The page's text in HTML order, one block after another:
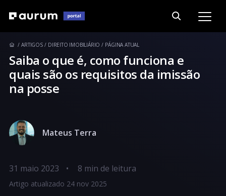
ARTIGOS DIREITO IMOBILIÁRIO PÁGINA ATUAL
Saiba o que é, como funciona e
quais são os requisitos da imissão
na posse
Mateus Terra
31 maio 2023 •
Artigo atualizado 24 nov 2025